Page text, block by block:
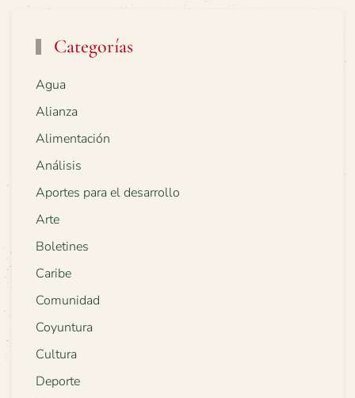
Categorías
Agua
Alianza
Alimentación
Análisis
Aportes para el desarrollo
Arte
Boletines
Caribe
Comunidad
Coyuntura
Cultura
Deporte